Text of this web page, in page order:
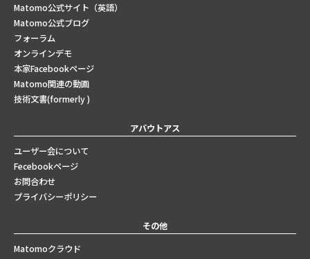
Matomo公式サイト（英語）
Matomo公式ブログ
フォーラム
オンラインデモ
本家Facebookページ
Matomo関連の動画
技術文書(formerly )
アバウトアス
ユーザー会について
Fecebookページ
お問合わせ
プライバシーポリシー
その他
Matomoクラウド